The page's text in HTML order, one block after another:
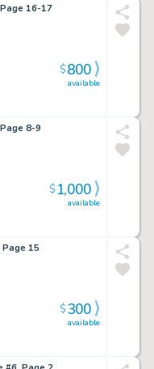
16-17
available
$800
8-9
available
$1,000
15
available
$300